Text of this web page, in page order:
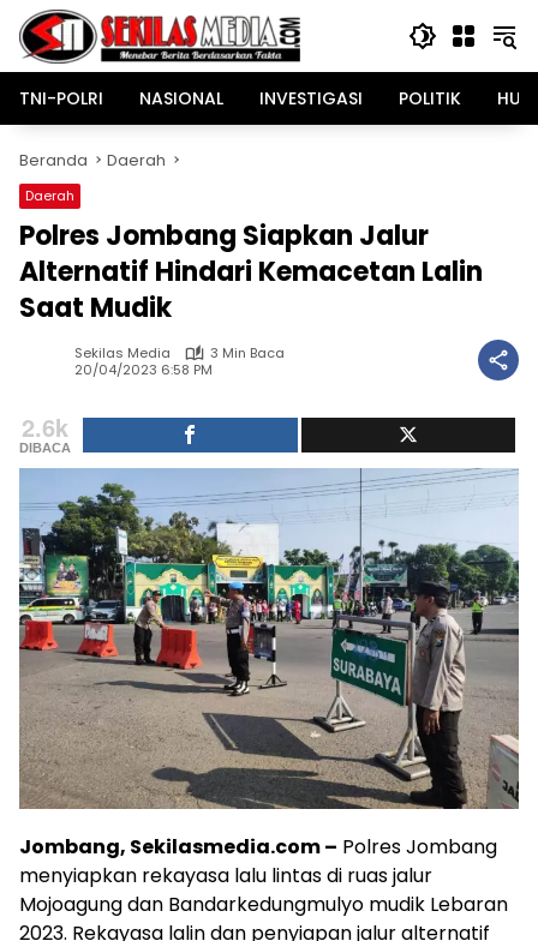
Langsung
konten
TNI-POLRI
NASIONAL INVESTIGASI POLITIK
Beranda Daerah
Daerah
Polres Jombang Siapkan Jalur
Alternatif Hindari Kemacetan Lalin
Saat Mudik
Sekilas Media
3 Min Baca
20/04/2023 6:58 PM
2.6k
DIBACA
Jombang, Sekilasmedia.com – Polres Jombang
menyiapkan rekayasa lalu lintas di ruas jalur
Mojoagung dan Bandarkedungmulyo mudik Lebaran
2023. Rekayasa lalin dan penyiapan jalur alternatif